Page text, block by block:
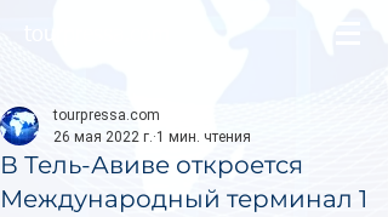
В Тель-Авиве откроется
Международный терминал 1
tourpressa.com
26 мая 2022 г. 1 мин. чтения